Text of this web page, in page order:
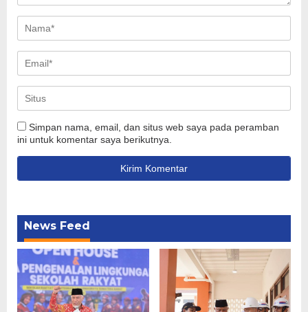
Simpan nama, email, dan situs web saya pada peramban
ini untuk komentar saya berikutnya.
News Feed